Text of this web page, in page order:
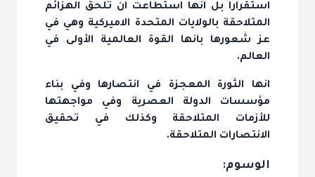
استقراراً بل انها استطاعت ان تلحق الهزائم
المتلاحقة بالولايات المتحدة الاميركية وهي في
عز شعورها بانها القوة العالمية الأولى في
العالم.
انها الثورة المعجزة في انتصارها وفي بناء
مؤسسات الدولة العصرية وفي مواجهتها
للأزمات المتلاحقة وكذلك في تحقيق
الانتصارات المتلاحقة.
الوسوم: